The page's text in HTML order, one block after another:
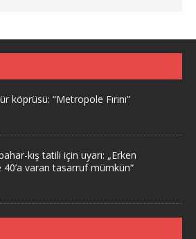
köprüsü: “Metropole Fırını”
kış tatili için uyarı: „Erken
varan tasarruf mümkün“